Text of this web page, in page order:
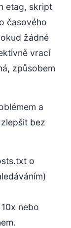
etag, skript
časového
žádné
vrací
způsobem
a
bez
o
nebo